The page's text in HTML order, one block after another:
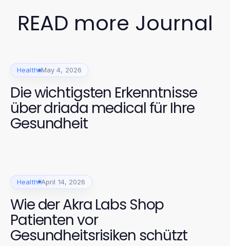
READ more Journal
Health May 4, 2026
Die wichtigsten Erkenntnisse
über driada medical für Ihre
Gesundheit
Health April 14, 2026
Wie der Akra Labs Shop
Patienten vor
Gesundheitsrisiken schützt